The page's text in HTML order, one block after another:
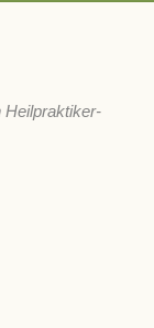
Heilpraktiker-